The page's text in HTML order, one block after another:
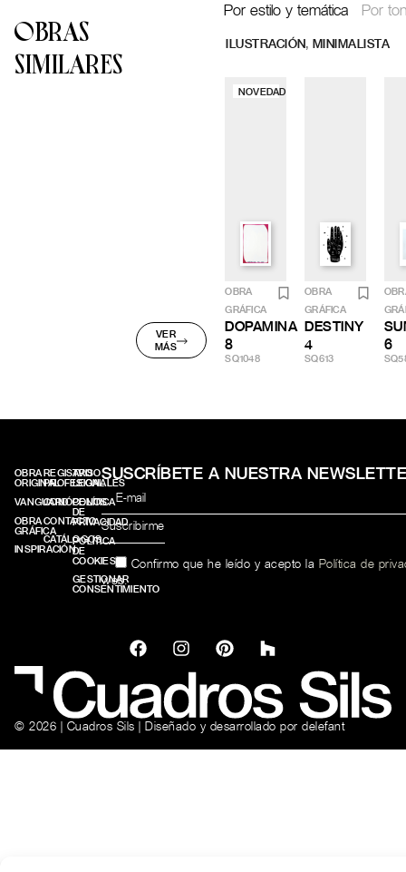
OBRAS
SIMILARES
VER
MÁS
Por estilo y temática Por
ILUSTRACIÓN, MINIMALISTA
NOVEDAD
OBRA
GRÁFICA
DOPAMINA
8
SQ1048
OBRA
GRÁFICA
DESTINY
4
SQ613
6
OBRA
ORIGINAL
VANGUARD
OBRA
GRÁFICA
INSPIRACIÓN
REGISTRO
PROFESIONALES
CONÓCENOS
CONTACTO
CATÁLOGOS
AVISO
LEGAL
POLÍTICA
DE
PRIVACIDAD
POLÍTICA
DE
COOKIES
GESTIONAR
CONSENTIMIENTO
SUSCRÍBETE A NUESTRA
Confirmo que he leído y acepto la Política de
web.
© 2026 | Cuadros Sils | Diseñado y desarrollado por delefant